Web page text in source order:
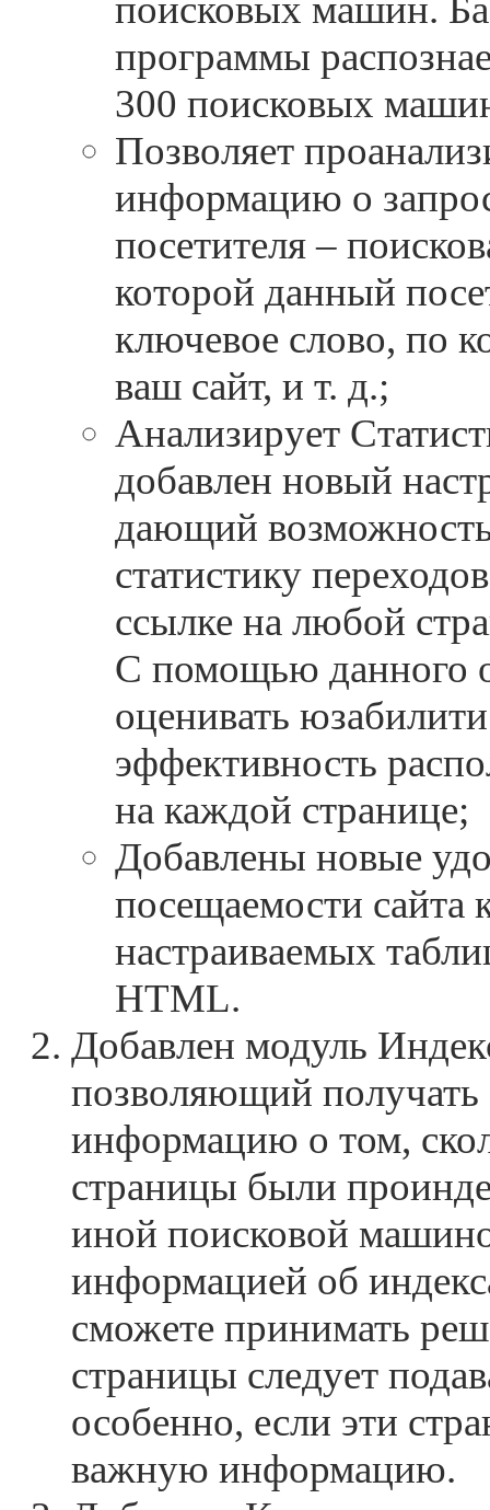
поисковых машин.
программы
300 поисковых
Позволяет
информацию о
посетителя –
которой данный
ключевое слово, по
ваш сайт, и т. д.;
Анализирует
добавлен новый
дающий
статистику
ссылке на любой
С помощью данного
оценивать
эффективность
на каждой странице;
Добавлены новые
посещаемости сайта
настраиваемых
HTML.
Добавлен модуль
позволяющий
информацию о том,
страницы были
иной поисковой
информацией об
сможете принимать
страницы следует
особенно, если эти
важную информацию.